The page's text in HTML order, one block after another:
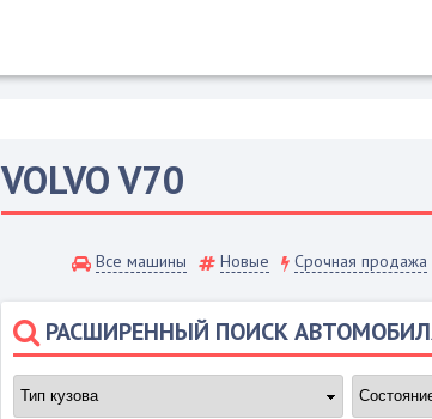
VOLVOV70
Все машины Новые Срочная продажа
РАСШИРЕННЫЙ ПОИСК